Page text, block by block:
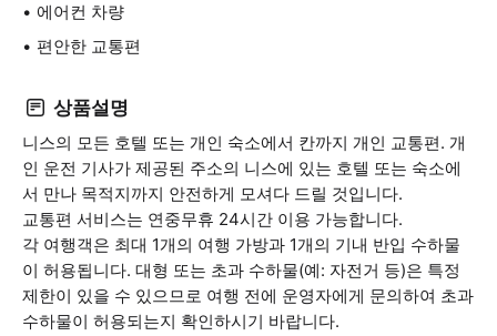
에어컨 차량
편안한 교통편
상품설명
니스의 모든 호텔 또는 개인 숙소에서 칸까지 개인 교통편. 개
인 운전 기사가 제공된 주소의 니스에 있는 호텔 또는 숙소에
서 만나 목적지까지 안전하게 모셔다 드릴 것입니다.
교통편 서비스는 연중무휴 24시간 이용 가능합니다.
각 여행객은 최대 1개의 여행 가방과 1개의 기내 반입 수하물
이 허용됩니다. 대형 또는 초과 수하물(예: 자전거 등)은 특정
제한이 있을 수 있으므로 여행 전에 운영자에게 문의하여 초과
수하물이 허용되는지 확인하시기 바랍니다.